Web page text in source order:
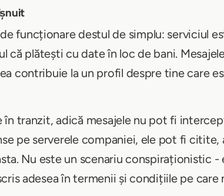
funcționare destul de simplu: serviciul
că plătești cu date în loc de bani.
contribuie la un profil despre tine care
tranzit, adică mesajele nu pot fi
pe serverele companiei, ele pot fi citite,
Nu este un scenariu conspiraționistic -
adesea în termenii și condițiile pe care